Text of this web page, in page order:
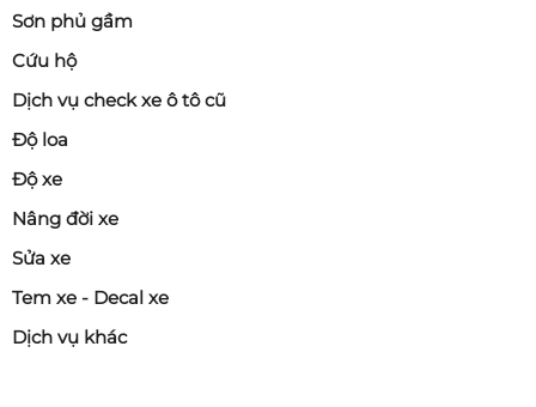
Sơn phủ gầm
Cứu hộ
Dịch vụ check xe ô tô cũ
Độ loa
Độ xe
Nâng đời xe
Sửa xe
Tem xe - Decal xe
Dịch vụ khác